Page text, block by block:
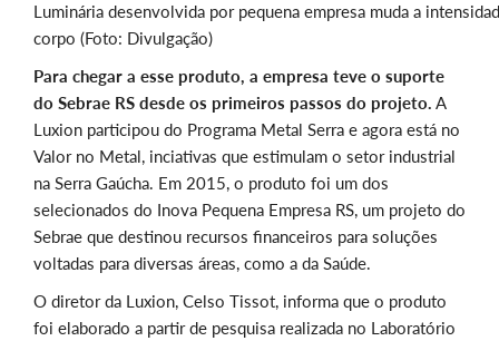
Luminária desenvolvida por pequena empresa muda a
corpo (Foto: Divulgação)
Para chegar a esse produto, a empresa teve o suporte
do Sebrae RS desde os primeiros passos do projeto. A
Luxion participou do Programa Metal Serra e agora está no
Valor no Metal, inciativas que estimulam o setor industrial
na Serra Gaúcha. Em 2015, o produto foi um dos
selecionados do Inova Pequena Empresa RS, um projeto do
Sebrae que destinou recursos financeiros para soluções
voltadas para diversas áreas, como a da Saúde.
O diretor da Luxion, Celso Tissot, informa que o produto
foi elaborado a partir de pesquisa realizada no Laboratório